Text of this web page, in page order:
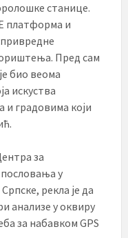
станице.
платформа и
Пред сам
био веома
искуства
градовима који
за
у
рекла је да
анализе у оквиру
за набавком GPS